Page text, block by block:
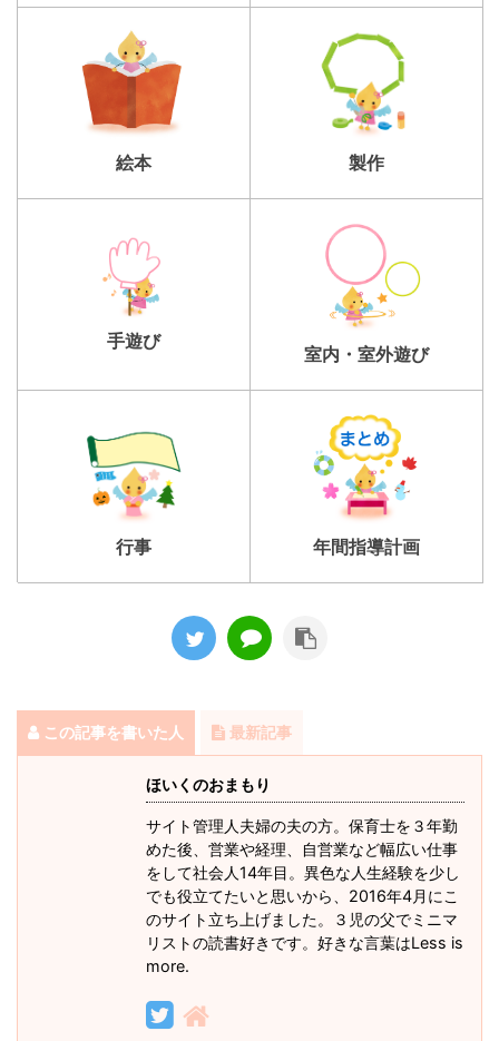
絵本 製作
手遊び
室内・室外遊び
行事 年間指導計画
この記事を書いた人 最新記事
ほいくのおまもり
サイト管理人夫婦の夫の方。保育士を３年勤
めた後、営業や経理、自営業など幅広い仕事
をして社会人14年目。異色な人生経験を少し
でも役立てたいと思いから、2016年4月にこ
のサイト立ち上げました。３児の父でミニマ
リストの読書好きです。好きな言葉はLess is
more.